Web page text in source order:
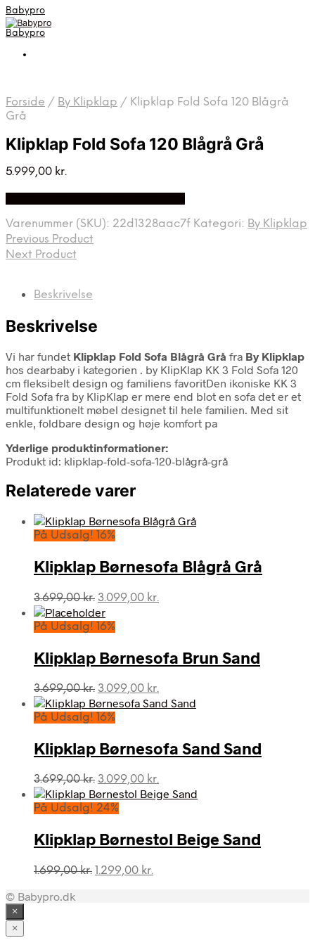
Babypro
Babypro
Forside / By Klipklap / Klipklap Fold Sofa 120 Blågrå
Grå
Klipklap Fold Sofa 120 Blågrå Grå
5.999,00 kr.
Varenummer (SKU): 22d1328aac7f Kategori: By Klipklap
Previous Product
Next Product
Beskrivelse
Beskrivelse
Vi har fundet Klipklap Fold Sofa Blågrå Grå fra By Klipklap
hos dearbaby i kategorien . by KlipKlap KK 3 Fold Sofa 120
cm fleksibelt design og familiens favoritDen ikoniske KK 3
Fold Sofa fra by KlipKlap er mere end blot en sofa det er et
multifunktionelt møbel designet til hele familien. Med sit
enkle, foldbare design og høje komfort pa
Yderlige produktinformationer:
Produkt id: klipklap-fold-sofa-120-blågrå-grå
Relaterede varer
På Udsalg! 16%
Klipklap Børnesofa Blågrå Grå
3.699,00kr. Den
oprindelige
pris
3.699,00 kr..
3.099,00 kr.
3.099,00 kr..
På Udsalg! 16%
Klipklap Børnesofa Brun Sand
3.699,00kr. Den
oprindelige
pris
3.699,00 kr..
3.099,00 kr.
aktuelle
3.099,00 kr..
På Udsalg! 16%
Klipklap Børnesofa Sand Sand
3.699,00kr. Den
oprindelige
pris
3.699,00 kr..
3.099,00 kr.
aktuelle
3.099,00 kr..
På Udsalg! 24%
Klipklap Børnestol Beige Sand
1.699,00kr. Den
1.299,00 kr.
© Babypro.dk
×
×